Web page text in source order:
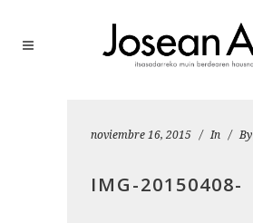
noviembre 16, 2015 In By
IMG-20150408-